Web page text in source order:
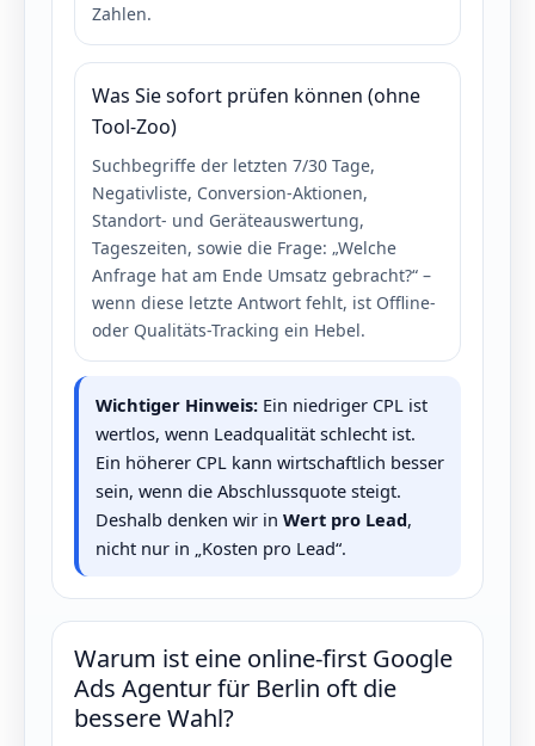
Zahlen.
Was Sie sofort prüfen können (ohne
Tool-Zoo)
Suchbegriffe der letzten 7/30 Tage,
Negativliste, Conversion-Aktionen,
Standort- und Geräteauswertung,
Tageszeiten, sowie die Frage: „Welche
Anfrage hat am Ende Umsatz gebracht?“ –
wenn diese letzte Antwort fehlt, ist Offline-
oder Qualitäts-Tracking ein Hebel.
Wichtiger Hinweis: Ein niedriger CPL ist
wertlos, wenn Leadqualität schlecht ist.
Ein höherer CPL kann wirtschaftlich besser
sein, wenn die Abschlussquote steigt.
Deshalb denken wir in Wert pro Lead,
nicht nur in „Kosten pro Lead“.
Warum ist eine online-first Google
Ads Agentur für Berlin oft die
bessere Wahl?